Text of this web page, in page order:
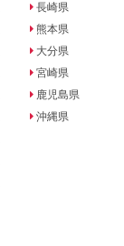
長崎県
熊本県
大分県
宮崎県
鹿児島県
沖縄県